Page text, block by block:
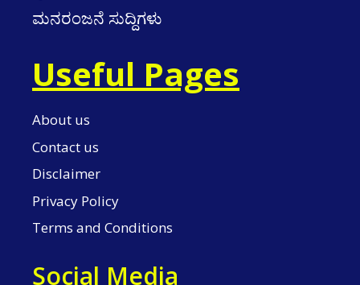
ಮನರಂಜನೆ ಸುದ್ದಿಗಳು
Useful Pages
About us
Contact us
Disclaimer
Privacy Policy
Terms and Conditions
Social Media